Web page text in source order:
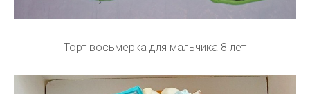
Торт восьмерка для мальчика 8 лет